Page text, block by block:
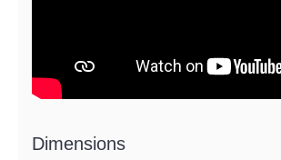
Dimensions